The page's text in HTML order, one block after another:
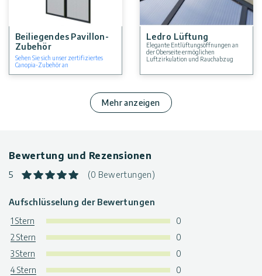
Beiliegendes Pavillon-
Zubehör
Sehen Sie sich unser zertifiziertes
Canopia-Zubehör an
Ledro Lüftung
Elegante Entlüftungsöffnungen an
der Oberseite ermöglichen
Luftzirkulation und Rauchabzug
Mehr anzeigen
Bewertung und Rezensionen
5 (0 Bewertungen)
Aufschlüsselung der Bewertungen
1 Stern
0
2 Stern
0
3 Stern
0
4 Stern
0